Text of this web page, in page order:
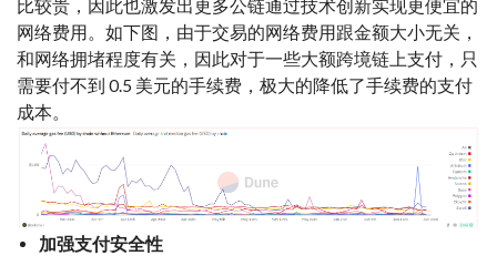
比较贵，因此也激发出更多公链通过技术创新实现更便宜的
网络费用。如下图，由于交易的网络费用跟金额大小无关，
和网络拥堵程度有关，因此对于一些大额跨境链上支付，只
需要付不到 0.5 美元的手续费，极大的降低了手续费的支付
成本。
加强支付安全性